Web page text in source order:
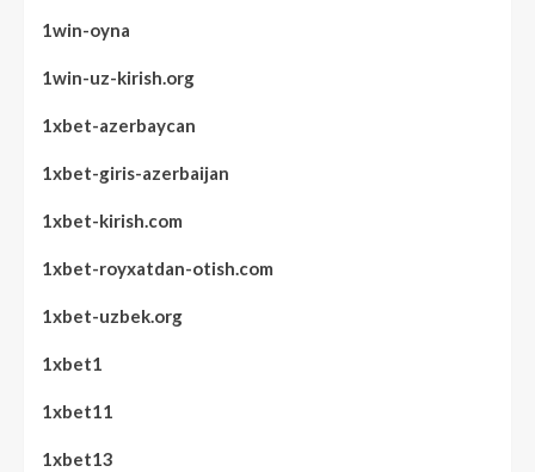
1win-oyna
1win-uz-kirish.org
1xbet-azerbaycan
1xbet-giris-azerbaijan
1xbet-kirish.com
1xbet-royxatdan-otish.com
1xbet-uzbek.org
1xbet1
1xbet11
1xbet13